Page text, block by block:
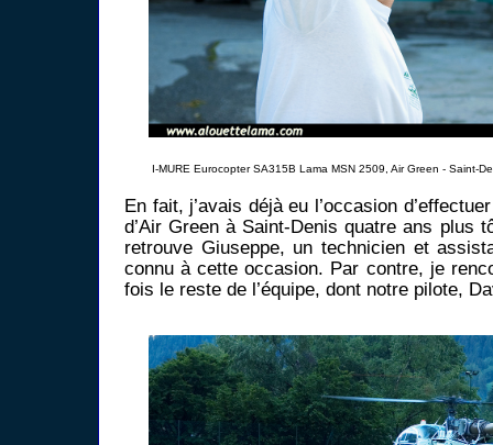
I-MURE Eurocopter SA315B Lama MSN 2509, Air Green - Saint-
En fait, j’avais déjà eu l’occasion
d’Air Green à Saint-Denis quatre ans plus
retrouve Giuseppe, un technicien et
connu à cette occasion. Par contre, je
fois le reste de l’équipe, dont notre pilote,